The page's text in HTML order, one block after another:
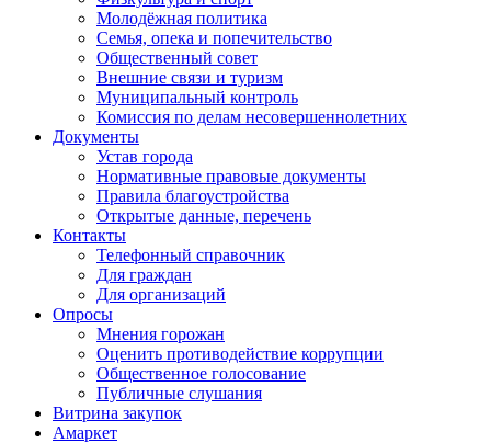
Молодёжная политика
Семья, опека и попечительство
Общественный совет
Внешние связи и туризм
Муниципальный контроль
Комиссия по делам несовершеннолетних
Документы
Устав города
Нормативные правовые документы
Правила благоустройства
Открытые данные, перечень
Контакты
Телефонный справочник
Для граждан
Для организаций
Опросы
Мнения горожан
Оценить противодействие коррупции
Общественное голосование
Публичные слушания
Витрина закупок
Амаркет